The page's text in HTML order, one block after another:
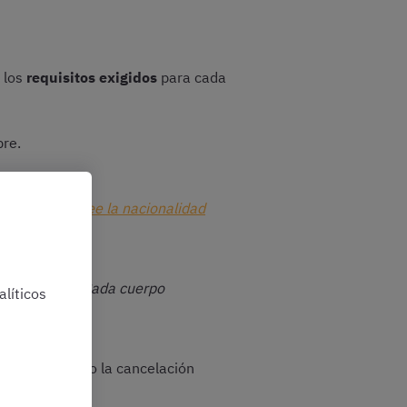
requisitos exigidos para cada
si no se posee la nacionalidad
Cada cuerpo
obtenido la cancelación